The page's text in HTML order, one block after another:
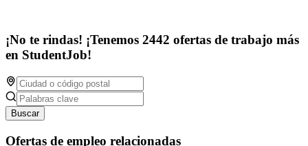
¡No te rindas! ¡Tenemos 2442 ofertas de trabajo más
en StudentJob!
Buscar
Ofertas de empleo relacionadas